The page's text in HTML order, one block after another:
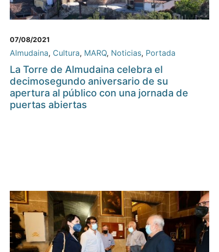
07/08/2021
Almudaina, Cultura, MARQ, Noticias, Portada
La Torre de Almudaina celebra el
decimosegundo aniversario de su
apertura al público con una jornada de
puertas abiertas